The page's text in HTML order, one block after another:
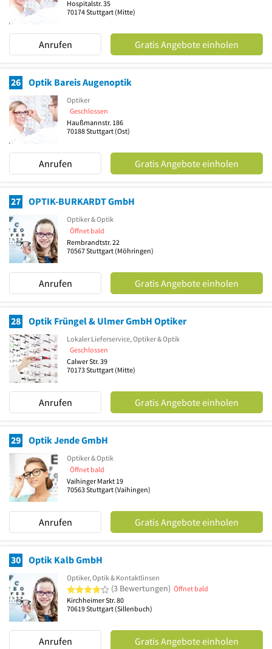
Hospitalstr. 35
70174Stuttgart (Mitte)
Anrufen Gratis Angebote einholen
26 Optik Bareis Augenoptik
Optiker
Geschlossen
Haußmannstr. 186
70188Stuttgart (Ost)
Anrufen Gratis Angebote einholen
27 OPTIK-BURKARDT GmbH
Optiker & Optik
Öffnet bald
Rembrandtstr. 22
70567Stuttgart (Möhringen)
Anrufen Gratis Angebote einholen
28 Optik Früngel & Ulmer GmbH Optiker
Lokaler Lieferservice, Optiker & Optik
Geschlossen
Calwer Str. 39
70173Stuttgart (Mitte)
Anrufen Gratis Angebote einholen
29 Optik Jende GmbH
Optiker & Optik
Öffnet bald
Vaihinger Markt 19
70563Stuttgart (Vaihingen)
Anrufen Gratis Angebote einholen
30 Optik Kalb GmbH
Optiker, Optik & Kontaktlinsen
4 von 5 Sternen
(3 Bewertungen) Öffnet bald
Kirchheimer Str. 80
70619Stuttgart (Sillenbuch)
Anrufen Gratis Angebote einholen